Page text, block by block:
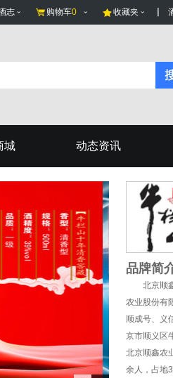
志 购物车0 收藏夹
城 动态资讯
品牌简
北京顺鑫
农业股份有
顺成号、义
京市顺义区
北京顺鑫农
余人，占地